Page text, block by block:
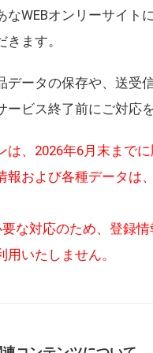
WEBオンリーサイト
ます。
ータの保存や、送受
ビス終了前にご対応
、2026年6月末まで
および各種データは
な対応のため、登録
いたしません。